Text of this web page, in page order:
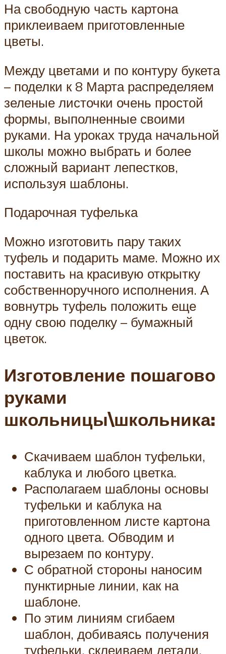
На свободную часть картона
приклеиваем приготовленные
цветы.
Между цветами и по контуру букета
– поделки к 8 Марта распределяем
зеленые листочки очень простой
формы, выполненные своими
руками. На уроках труда начальной
школы можно выбрать и более
сложный вариант лепестков,
используя шаблоны.
Подарочная туфелька
Можно изготовить пару таких
туфель и подарить маме. Можно их
поставить на красивую открытку
собственноручного исполнения. А
вовнутрь туфель положить еще
одну свою поделку – бумажный
цветок.
Изготовление пошагово
руками
школьницы\школьника:
Скачиваем шаблон туфельки,
каблука и любого цветка.
Располагаем шаблоны основы
туфельки и каблука на
приготовленном листе картона
одного цвета. Обводим и
вырезаем по контуру.
С обратной стороны наносим
пунктирные линии, как на
шаблоне.
По этим линиям сгибаем
шаблон, добиваясь получения
туфельки, склеиваем детали.